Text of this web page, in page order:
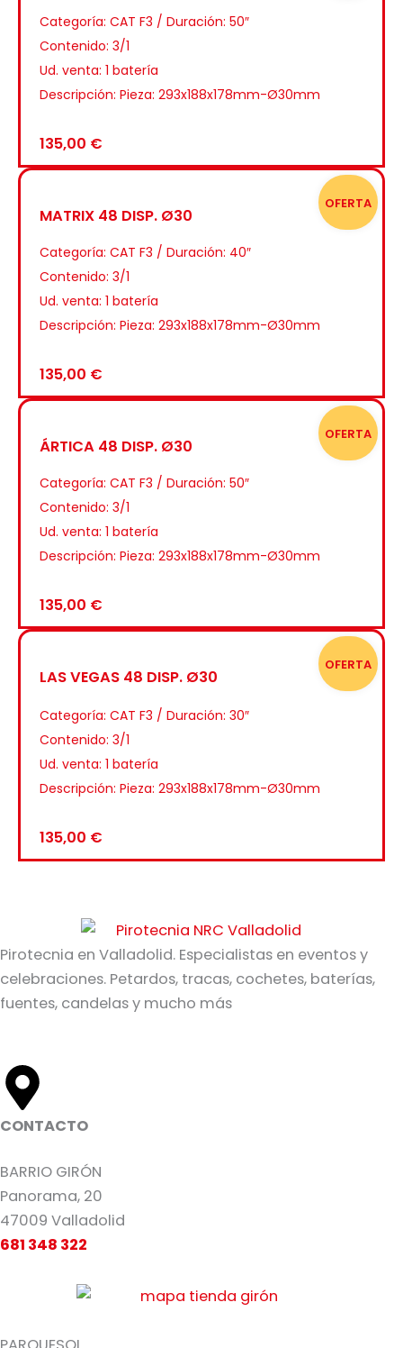
Categoría: CAT F3 / Duración: 50″
Contenido: 3/1
Ud. venta: 1 batería
Descripción: Pieza: 293x188x178mm-Ø30mm
135,00 €
OFERTA
MATRIX 48 DISP. Ø30
Categoría: CAT F3 / Duración: 40″
Contenido: 3/1
Ud. venta: 1 batería
Descripción: Pieza: 293x188x178mm-Ø30mm
135,00 €
OFERTA
ÁRTICA 48 DISP. Ø30
Categoría: CAT F3 / Duración: 50″
Contenido: 3/1
Ud. venta: 1 batería
Descripción: Pieza: 293x188x178mm-Ø30mm
135,00 €
OFERTA
LAS VEGAS 48 DISP. Ø30
Categoría: CAT F3 / Duración: 30″
Contenido: 3/1
Ud. venta: 1 batería
Descripción: Pieza: 293x188x178mm-Ø30mm
135,00 €
Pirotecnia en Valladolid. Especialistas en eventos y
celebraciones. Petardos, tracas, cochetes, baterías,
fuentes, candelas y mucho más
CONTACTO
BARRIO GIRÓN
Panorama, 20
47009 Valladolid
681 348 322